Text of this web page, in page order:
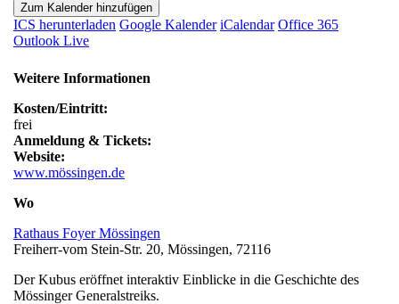
Zum Kalender hinzufügen
ICS herunterladen Google Kalender iCalendar Office 365
Outlook Live
Weitere Informationen
Kosten/Eintritt:
frei
Anmeldung & Tickets:
Website:
www.mössingen.de
Wo
Rathaus Foyer Mössingen
Freiherr-vom Stein-Str. 20, Mössingen, 72116
Der Kubus eröffnet interaktiv Einblicke in die Geschichte des
Mössinger Generalstreiks.